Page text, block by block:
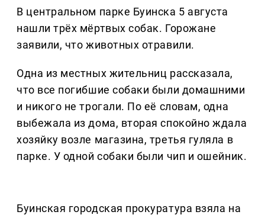
В центральном парке Буинска 5 августа
нашли трёх мёртвых собак. Горожане
заявили, что животных отравили.
Одна из местных жительниц рассказала,
что все погибшие собаки были домашними
и никого не трогали. По её словам, одна
выбежала из дома, вторая спокойно ждала
хозяйку возле магазина, третья гуляла в
парке. У одной собаки были чип и ошейник.
Буинская городская прокуратура взяла на